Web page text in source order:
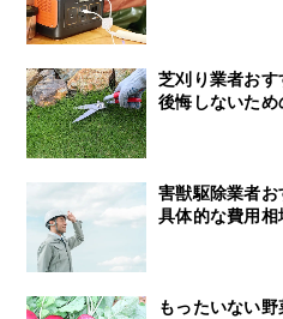
芝刈り業者お
後悔しないた
害獣駆除業者
具体的な費用
もったいない